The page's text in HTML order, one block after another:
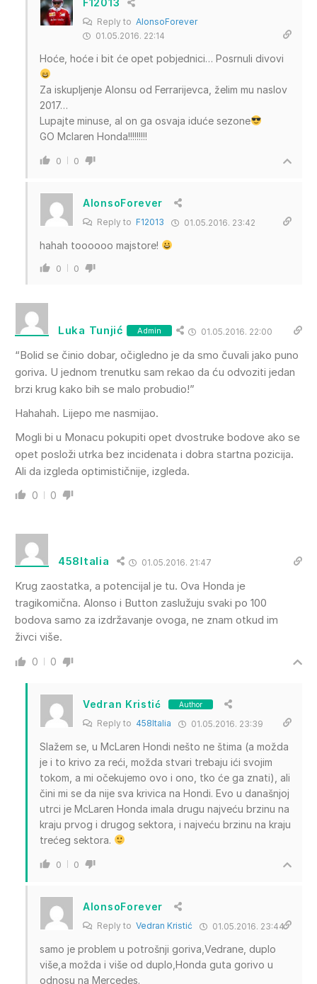
F12013
Reply to AlonsoForever
01.05.2016. 22:14
Hoće, hoće i bit će opet pobjednici… Posrnuli divovi
Za iskupljenje Alonsu od Ferrarijevca, želim mu naslov
2017…
Lupajte minuse, al on ga osvaja iduće sezone
GO Mclaren Honda!!!!!!!!!
0 0
AlonsoForever
Reply to F12013 01.05.2016. 23:42
hahah toooooo majstore!
0 0
Luka Tunjić Admin 01.05.2016. 22:00
“Bolid se činio dobar, očigledno je da smo čuvali jako puno
goriva. U jednom trenutku sam rekao da ću odvoziti jedan
brzi krug kako bih se malo probudio!”
Hahahah. Lijepo me nasmijao.
Mogli bi u Monacu pokupiti opet dvostruke bodove ako se
opet posloži utrka bez incidenata i dobra startna pozicija.
Ali da izgleda optimističnije, izgleda.
0 0
458Italia 01.05.2016. 21:47
Krug zaostatka, a potencijal je tu. Ova Honda je
tragikomična. Alonso i Button zaslužuju svaki po 100
bodova samo za izdržavanje ovoga, ne znam otkud im
živci više.
0 0
Vedran Kristić Author
Reply to 458Italia 01.05.2016. 23:39
Slažem se, u McLaren Hondi nešto ne štima (a možda
je i to krivo za reći, možda stvari trebaju ići svojim
tokom, a mi očekujemo ovo i ono, tko će ga znati), ali
čini mi se da nije sva krivica na Hondi. Evo u današnjoj
utrci je McLaren Honda imala drugu najveću brzinu na
kraju prvog i drugog sektora, i najveću brzinu na kraju
trećeg sektora.
0 0
AlonsoForever
Reply to Vedran Kristić 01.05.2016. 23:44
samo je problem u potrošnji goriva,Vedrane, duplo
više,a možda i više od duplo,Honda guta gorivo u
odnosu na Mercedes.